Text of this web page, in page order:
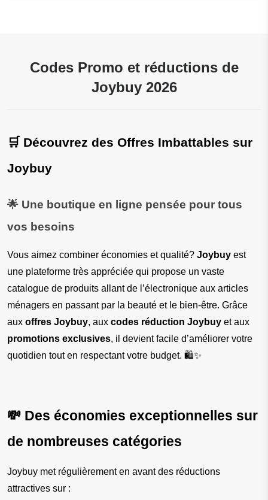
Codes Promo et réductions de
Joybuy 2026
🛒 Découvrez des Offres Imbattables sur
Joybuy
🌟 Une boutique en ligne pensée pour tous
vos besoins
Vous aimez combiner économies et qualité? Joybuy est
une plateforme très appréciée qui propose un vaste
catalogue de produits allant de l’électronique aux articles
ménagers en passant par la beauté et le bien-être. Grâce
aux offres Joybuy, aux codes réduction Joybuy
promotions exclusives, il devient facile d’améliorer votre
quotidien tout en respectant votre budget. 🛍️✨
💸 Des économies exceptionnelles sur
de nombreuses catégories
Joybuy met régulièrement en avant des réductions
attractives sur :